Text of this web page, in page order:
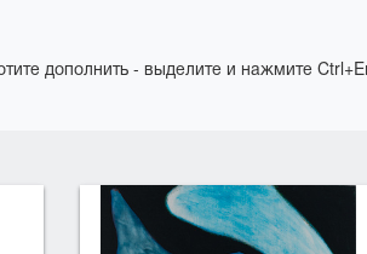
дополнить - выделите и нажмите